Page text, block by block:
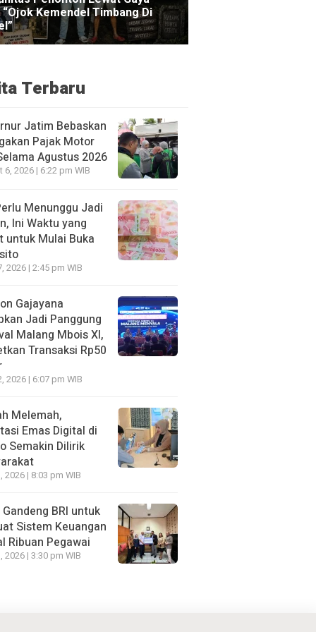
Terbaru
Jatim Bebaskan
Pajak Motor
Agustus 2026
6, 2026 | 6:22 pm WIB
Menunggu Jadi
Ini Waktu yang
untuk Mulai Buka
2026 | 2:45 pm WIB
Gajayana
Jadi Panggung
Malang Mbois XI,
Transaksi Rp50
2026 | 6:07 pm WIB
Melemah,
Emas Digital di
Semakin Dilirik
2026 | 8:03 pm WIB
BRI untuk
Sistem Keuangan
Ribuan Pegawai
2026 | 3:30 pm WIB